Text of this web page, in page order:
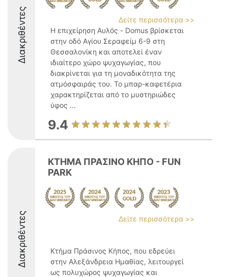
Διακριθέντες
Δείτε περισσότερα >>
Η επιχείρηση Αυλός - Domus βρίσκεται
στην οδό Αγίου Σεραφείμ 6-9 στη
Θεσσαλονίκη και αποτελεί έναν
ιδιαίτερο χώρο ψυχαγωγίας, που
διακρίνεται για τη μοναδικότητα της
ατμόσφαιράς του. Το μπαρ-καφετέρια
χαρακτηρίζεται από το μυστηριώδες
ύφος ...
9.4
Διακριθέντες
ΚΤΗΜΑ ΠΡΑΣΙΝΟ ΚΗΠΟ - FUN
PARK
Δείτε περισσότερα >>
Κτήμα Πράσινος Κήπος, που εδρεύει
στην Αλεξάνδρεια Ημαθίας, λειτουργεί
ως πολυχώρος ψυχαγωγίας και